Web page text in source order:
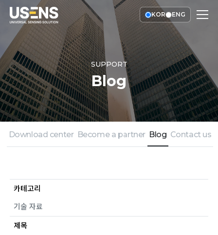
KOR ENG
SUPPORT
Blog
Download center Become a partner Blog Contact us
카테고리
기술 자료
제목